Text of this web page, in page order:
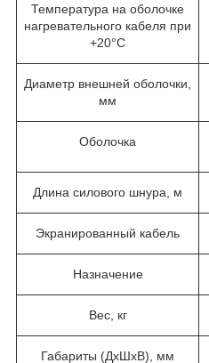
Температура на оболочке
нагревательного кабеля при
+20°С
Диаметр внешней оболочки,
мм
Оболочка
Длина силового шнура, м
Экранированный кабель
Назначение
Вес, кг
Габариты (ДхШхВ), мм